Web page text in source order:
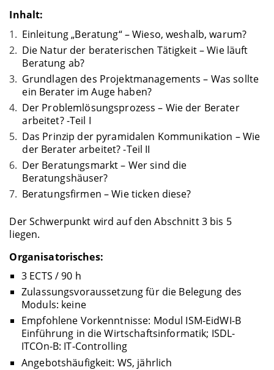
Inhalt:
Einleitung „Beratung“ – Wieso, weshalb, warum?
Die Natur der beraterischen Tätigkeit – Wie läuft
Beratung ab?
Grundlagen des Projektmanagements – Was sollte
ein Berater im Auge haben?
Der Problemlösungsprozess – Wie der Berater
arbeitet? -Teil I
Das Prinzip der pyramidalen Kommunikation – Wie
der Berater arbeitet? -Teil II
Der Beratungsmarkt – Wer sind die
Beratungshäuser?
Beratungsfirmen – Wie ticken diese?
Der Schwerpunkt wird auf den Abschnitt 3 bis 5
liegen.
Organisatorisches:
3 ECTS / 90 h
Zulassungsvoraussetzung für die Belegung des
Moduls: keine
Empfohlene Vorkenntnisse: Modul ISM-EidWI-B
Einführung in die Wirtschaftsinformatik; ISDL-
ITCOn-B: IT-Controlling
Angebotshäufigkeit: WS, jährlich